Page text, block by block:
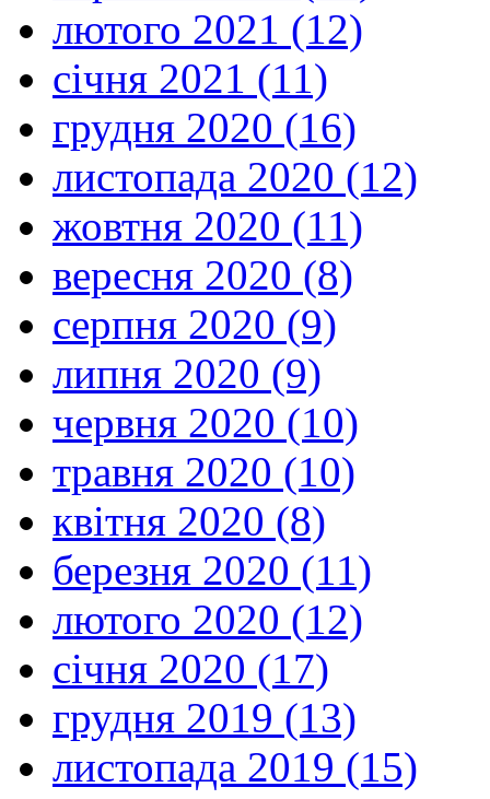
лютого 2021 (12)
січня 2021 (11)
грудня 2020 (16)
листопада 2020 (12)
жовтня 2020 (11)
вересня 2020 (8)
серпня 2020 (9)
липня 2020 (9)
червня 2020 (10)
травня 2020 (10)
квітня 2020 (8)
березня 2020 (11)
лютого 2020 (12)
січня 2020 (17)
грудня 2019 (13)
листопада 2019 (15)